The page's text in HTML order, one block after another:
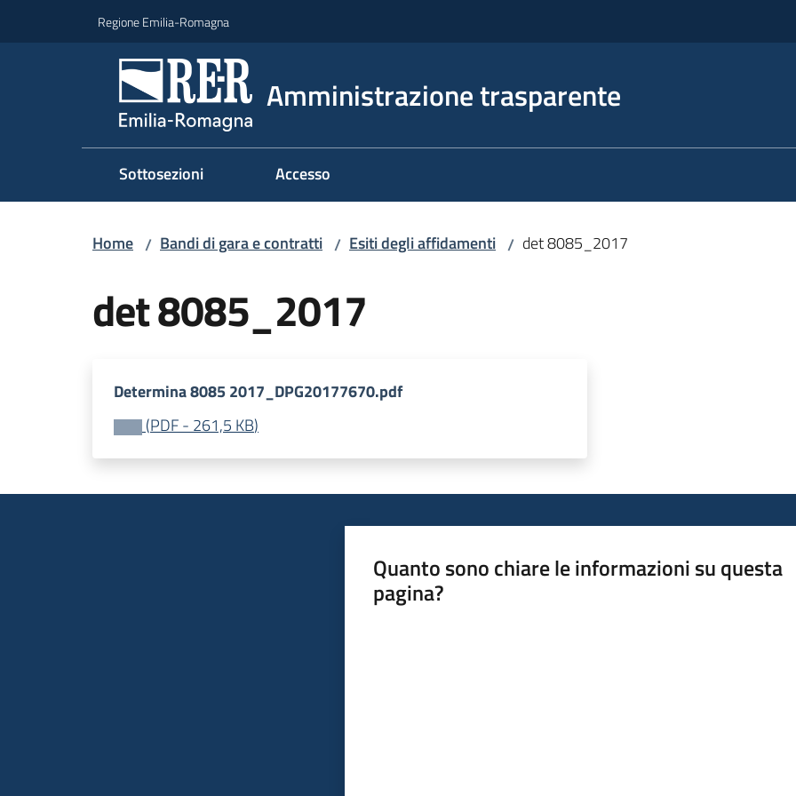
Regione Emilia-Romagna
Amministrazione trasparente
Sottosezioni Accesso
Home / Bandi di gara e contratti / Esiti degli affidamenti / det 8085_2017
det 8085_2017
Determina 8085 2017_DPG20177670.pdf
(PDF- 261,5 KB)
Quanto sono chiare le informazioni su questa
pagina?